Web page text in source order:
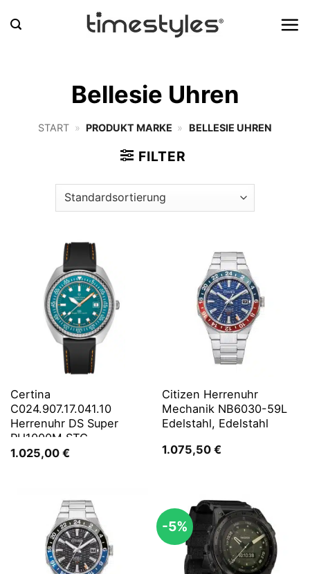
Inhalt
Bellesie Uhren
START » PRODUKT MARKE » BELLESIE UHREN
FILTER
Certina
C024.907.17.041.10
Herrenuhr DS Super
PH1000M STC
1.025,00 €
Citizen Herrenuhr
Mechanik NB6030-59L
Edelstahl, Edelstahl
1.075,50 €
-5%